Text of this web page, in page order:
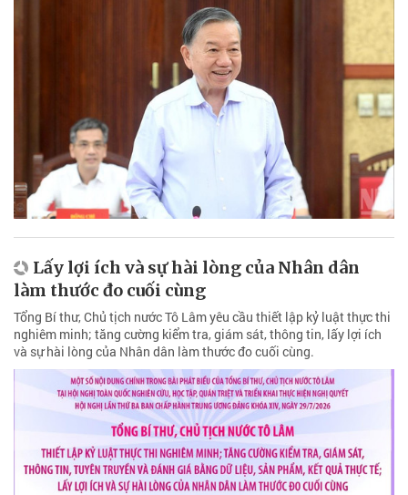
Lấy lợi ích và sự hài lòng của Nhân dân
làm thước đo cuối cùng
Tổng Bí thư, Chủ tịch nước Tô Lâm yêu cầu thiết lập kỷ luật thực thi
nghiêm minh; tăng cường kiểm tra, giám sát, thông tin, lấy lợi ích
và sự hài lòng của Nhân dân làm thước đo cuối cùng.